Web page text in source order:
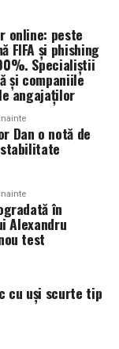
întotdeauna
tehnică a
față de
participanți
ecologice.
pot
de protejarea
că
protejează
contribui la
creșterea
de costuri
să se
online: peste
FIFA și phishing
Specialiștii
și companiile
angajaților
Dan o notă de
în
Alexandru
test
cu uși scurte tip